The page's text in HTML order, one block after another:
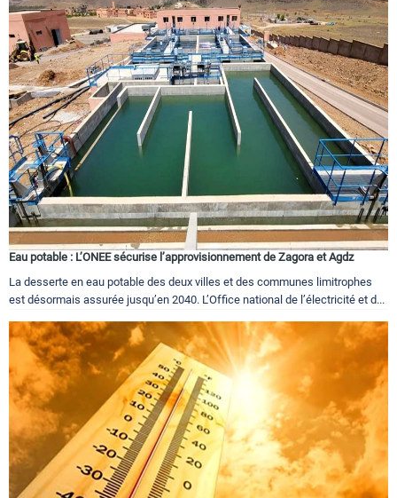
Eau potable : L’ONEE sécurise l’approvisionnement de Zagora et Agdz
La desserte en eau potable des deux villes et des communes limitrophes
est désormais assurée jusqu’en 2040. L’Office national de l’électricité et d...